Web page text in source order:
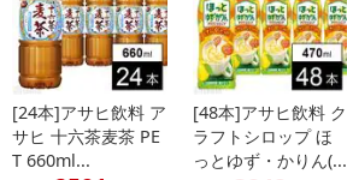
[24本]アサヒ飲料 ア
サヒ 十六茶麦茶 PE
T 660ml...
[48本]アサヒ飲料 ク
ラフトシロップ ほ
っとゆず・かりん(...